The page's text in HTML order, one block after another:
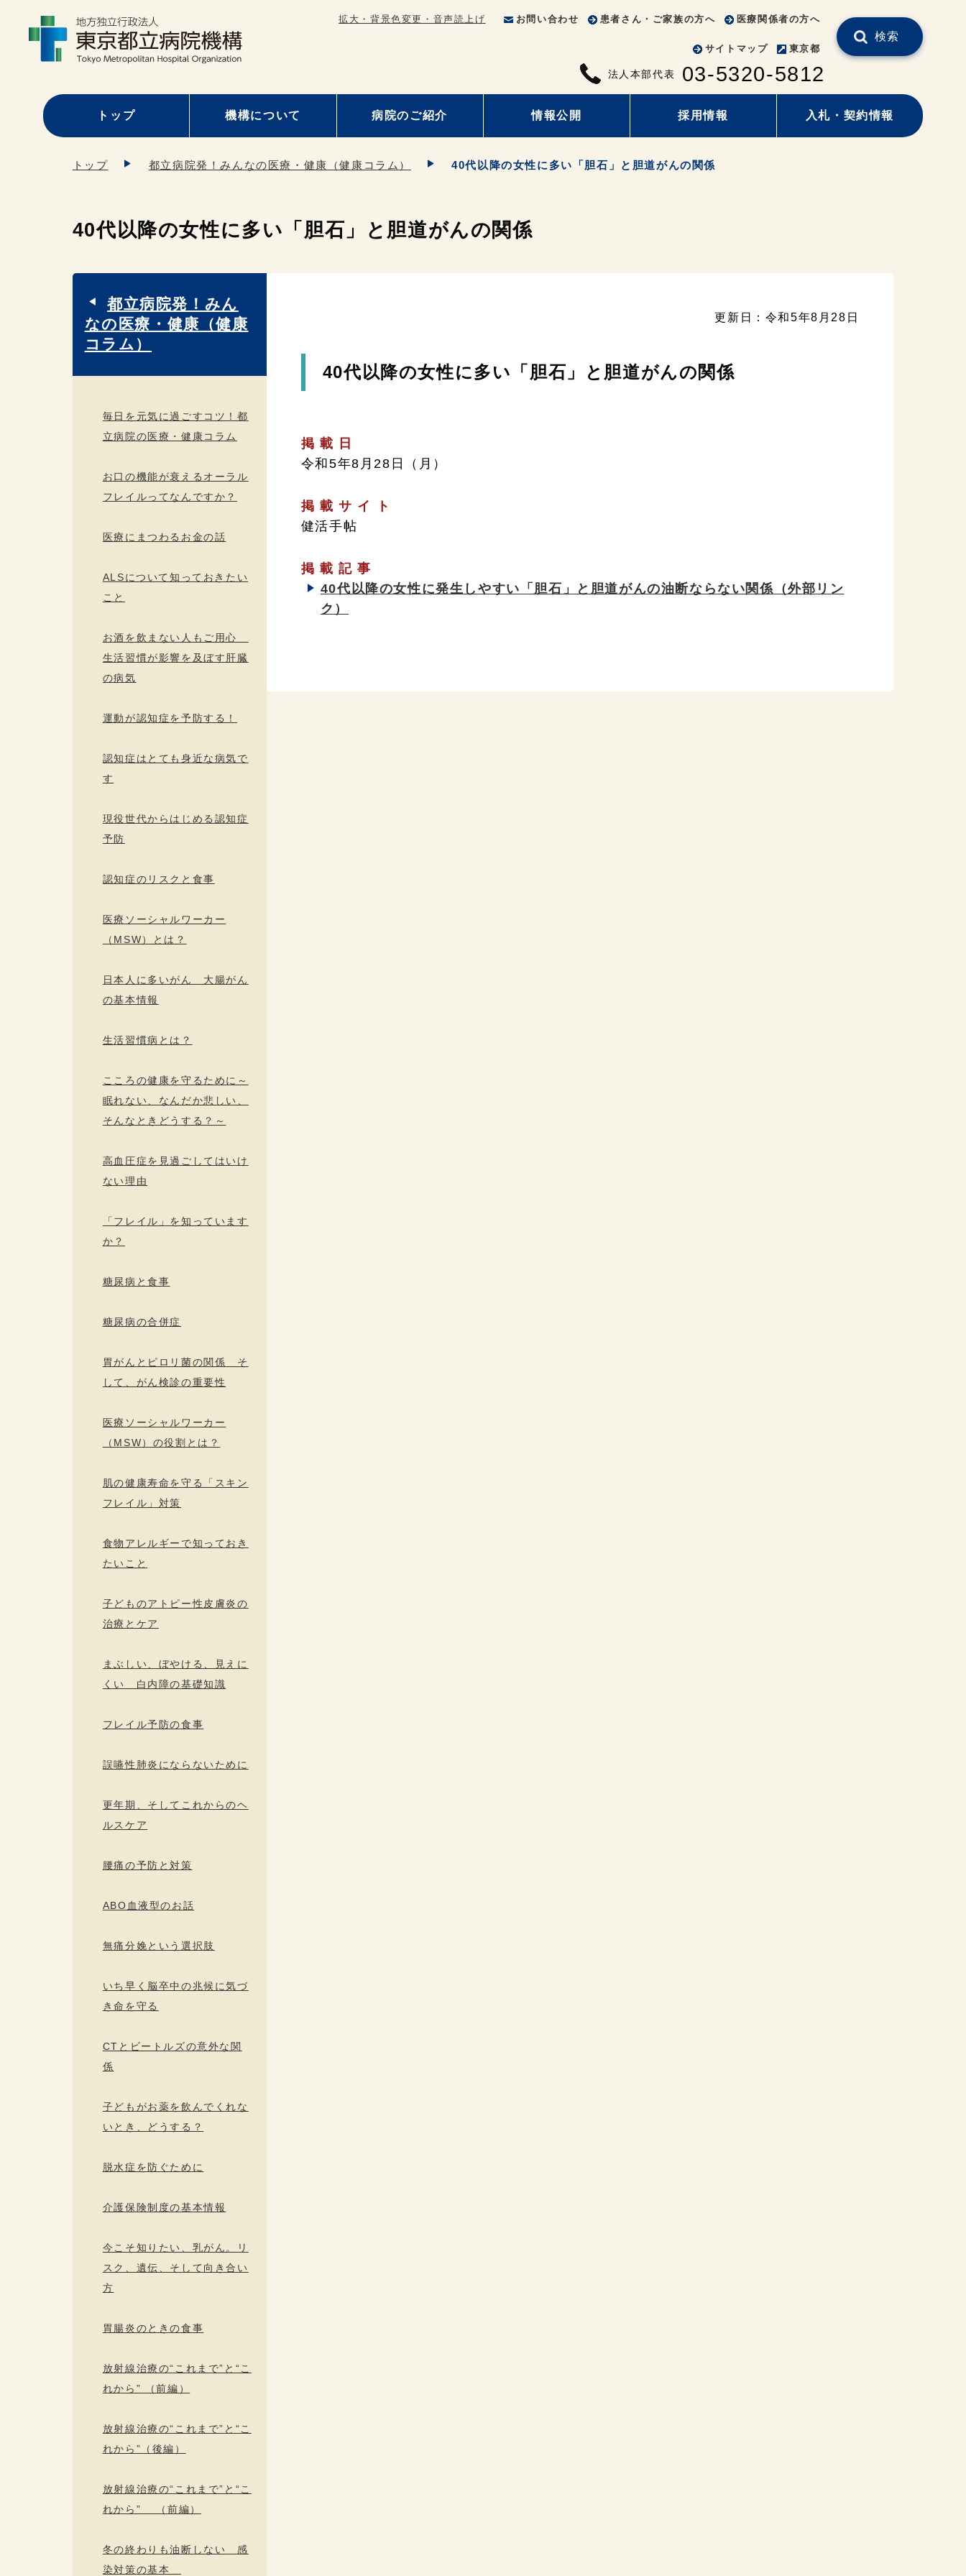
拡大・背景色変更・音声読上げ お問い合わせ 患者さん・ご家族の方へ 医療関係者の方へ
サイトマップ 東京都
法人本部代表 03-5320-5812
検索
トップ 機構について 病院のご紹介 情報公開 採用情報 入札・契約情報
トップ 都立病院発！みんなの医療・健康（健康コラム） 40代以降の女性に多い「胆石」と胆道がんの関係
40代以降の女性に多い「胆石」と胆道がんの関係
更新日：令和5年8月28日
40代以降の女性に多い「胆石」と胆道がんの関係
掲 載 日
令和5年8月28日（月）
掲 載 サ イ ト
健活手帖
掲 載 記 事
40代以降の女性に発生しやすい「胆石」と胆道がんの油断ならない関係 （外部リン
ク）
都立病院発！みん
なの医療・健康（健康
コラム）
毎日を元気に過ごすコツ！都
立病院の医療・健康コラム
お口の機能が衰えるオーラル
フレイルってなんですか？
医療にまつわるお金の話
ALSについて知っておきたい
こと
お酒を飲まない人もご用心
生活習慣が影響を及ぼす肝臓
の病気
運動が認知症を予防する！
認知症はとても身近な病気で
す
現役世代からはじめる認知症
予防
認知症のリスクと食事
医療ソーシャルワーカー
（MSW）とは？
日本人に多いがん 大腸がん
の基本情報
生活習慣病とは？
こころの健康を守るために～
眠れない、なんだか悲しい、
そんなときどうする？～
高血圧症を見過ごしてはいけ
ない理由
「フレイル」を知っています
か？
糖尿病と食事
糖尿病の合併症
胃がんとピロリ菌の関係 そ
して、がん検診の重要性
医療ソーシャルワーカー
（MSW）の役割とは？
肌の健康寿命を守る「スキン
フレイル」対策
食物アレルギーで知っておき
たいこと
子どものアトピー性皮膚炎の
治療とケア
まぶしい、ぼやける、見えに
くい 白内障の基礎知識
フレイル予防の食事
誤嚥性肺炎にならないために
更年期、そしてこれからのヘ
ルスケア
腰痛の予防と対策
ABO血液型のお話
無痛分娩という選択肢
いち早く脳卒中の兆候に気づ
き命を守る
CTとビートルズの意外な関
係
子どもがお薬を飲んでくれな
いとき、どうする？
脱水症を防ぐために
介護保険制度の基本情報
今こそ知りたい、乳がん。リ
スク、遺伝、そして向き合い
方
胃腸炎のときの食事
放射線治療の“これまで”と“こ
れから” （前編）
放射線治療の“これまで”と“こ
れから”（後編）
放射線治療の“これまで”と“こ
れから” （前編）
冬の終わりも油断しない 感
染対策の基本